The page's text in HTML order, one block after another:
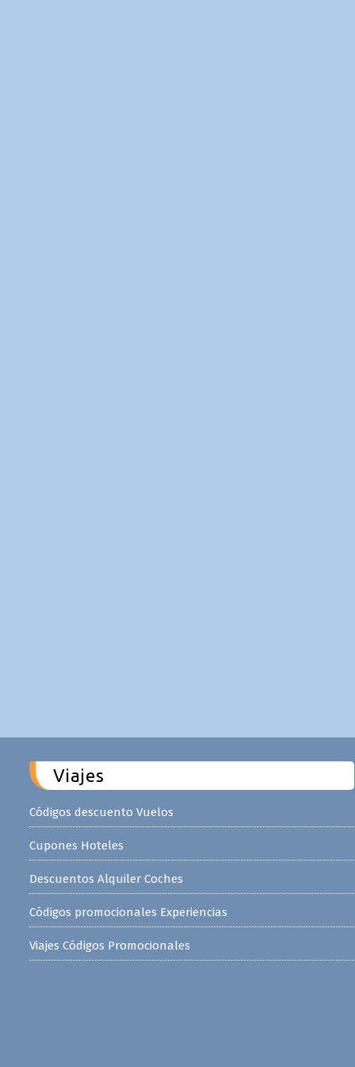
Viajes
Códigos descuento Vuelos
Cupones Hoteles
Descuentos Alquiler Coches
Códigos promocionales Experiencias
Viajes Códigos Promocionales